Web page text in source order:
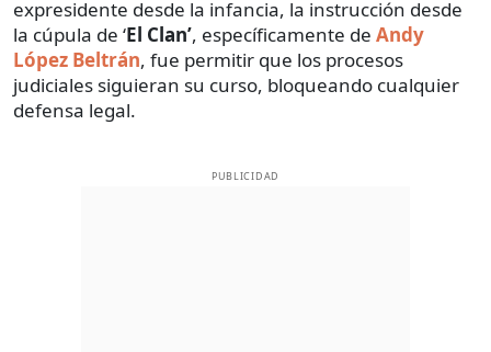
expresidente desde la infancia, la instrucción desde
la cúpula de ‘El Clan’, específicamente de Andy
López Beltrán, fue permitir que los procesos
judiciales siguieran su curso, bloqueando cualquier
defensa legal.
PUBLICIDAD